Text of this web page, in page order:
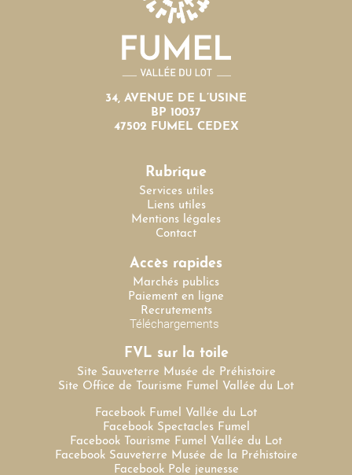
34, AVENUE DE L’USINE
BP 10037
47502 FUMEL CEDEX
Rubrique
Services utiles
Liens utiles
Mentions légales
Contact
Accès rapides
Marchés publics
Paiement en ligne
Recrutements
Téléchargements
FVL sur la toile
Site Sauveterre Musée de Préhistoire
Site Office de Tourisme Fumel Vallée du Lot
Facebook Fumel Vallée du Lot
Facebook Spectacles Fumel
Facebook Tourisme Fumel Vallée du Lot
Facebook Sauveterre Musée de la Préhistoire
Facebook Pole jeunesse